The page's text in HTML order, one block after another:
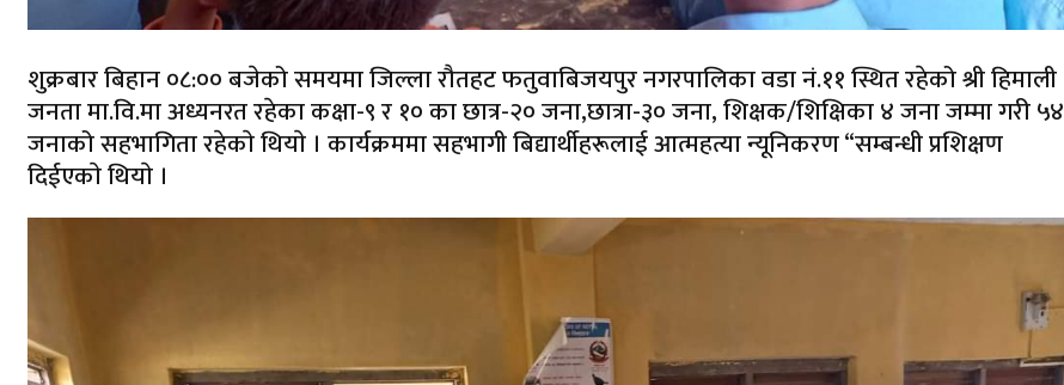
शुक्रबार बिहान ०८:०० बजेको समयमा जिल्ला रौतहट फतुवाबिजयपुर नगरपालिका वडा नं.११ स्थित रहेको श्री हिमाली
जनता मा.वि.मा अध्यनरत रहेका कक्षा-९ र १० का छात्र-२० जना,छात्रा-३० जना, शिक्षक/शिक्षिका ४ जना जम्मा गरी ५४
जनाको सहभागिता रहेकाे थियाे । कार्यक्रममा सहभागी बिद्यार्थीहरूलाई आत्महत्या न्यूनिकरण “सम्बन्धी प्रशिक्षण
दिईएकाे थियाे ।